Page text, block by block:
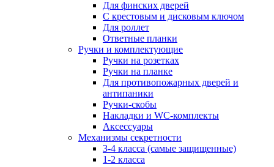
Для финских дверей
С крестовым и дисковым ключом
Для роллет
Ответные планки
Ручки и комплектующие
Ручки на розетках
Ручки на планке
Для противопожарных дверей и
антипаники
Ручки-скобы
Накладки и WC-комплекты
Аксессуары
Механизмы секретности
3-4 класса (самые защищенные)
1-2 класса